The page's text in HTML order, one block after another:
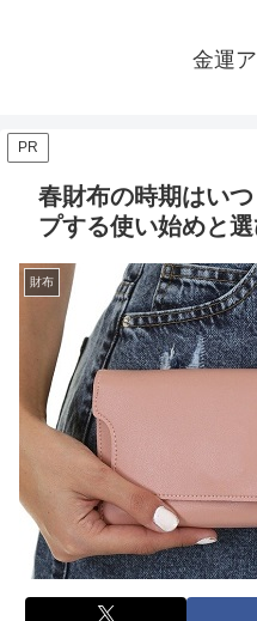
金運
PR
春財布の時期はい
プする使い始めと
財布